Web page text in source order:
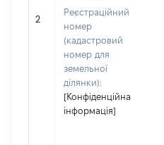
2
Реєстраційний
номер
(кадастровий
номер для
земельної
ділянки):
[Конфіденційна
інформація]